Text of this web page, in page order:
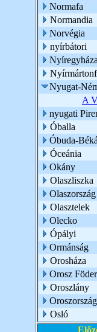
Normafa
Normandia
Norvégia
nyírbátori
Nyíregyháza
Nyugat-
A
nyugati
Óballa
Óbuda-
Óceánia
Okány
Olaszliszka
Olaszország
Olasztelek
Olecko
Ópályi
Ormánság
Orosháza
Orosz
Oroszlány
Oroszország
Osló